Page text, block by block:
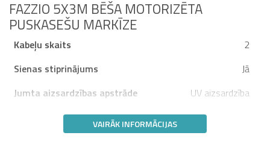
FAZZIO 5X3M BĒŠA MOTORIZĒTA
PUSKASEŠU MARKĪZE
Kabeļu skaits
2
Sienas stiprinājums
Jā
Jumta aizsardzības apstrāde
UV aizsardzība
VAIRĀK INFORMĀCIJAS